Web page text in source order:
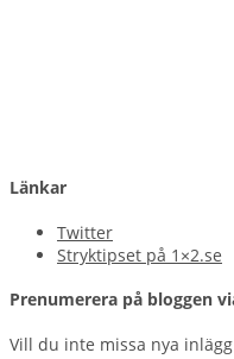
Länkar
Twitter
Stryktipset på 1×2.se
Prenumerera på bloggen
Vill du inte missa nya